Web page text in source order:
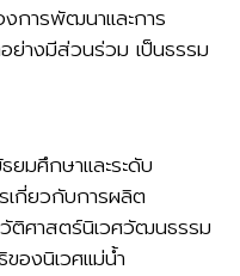
งการพัฒนาและการ
ย่างมีส่วนร่วม เป็นธรรม
ยมศึกษาและระดับ
เกี่ยวกับการผลิต
ติศาสตร์นิเวศวัฒนธรรม
องนิเวศแม่น้ำ